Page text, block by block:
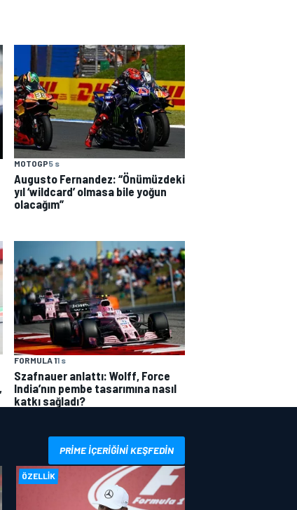
MOTOGP5 s
Augusto Fernandez: “Önümüzdeki
yıl ‘wildcard’ olmasa bile yoğun
olacağım”
FORMULA 11 s
Szafnauer anlattı: Wolff, Force
India’nın pembe tasarımına nasıl
katkı sağladı?
PRIME IÇERIĞINI KEŞFEDIN
ÖZELLIK